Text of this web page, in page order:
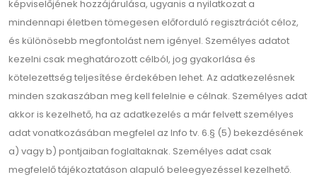
képviselőjének hozzájárulása, ugyanis a nyilatkozat a
mindennapi életben tömegesen előforduló regisztrációt céloz,
és különösebb megfontolást nem igényel. Személyes adatot
kezelni csak meghatározott célból, jog gyakorlása és
kötelezettség teljesítése érdekében lehet. Az adatkezelésnek
minden szakaszában meg kell felelnie e célnak. Személyes adat
akkor is kezelhető, ha az adatkezelés a már felvett személyes
adat vonatkozásában megfelel az Info tv. 6.§ (5) bekezdésének
a) vagy b) pontjaiban foglaltaknak. Személyes adat csak
megfelelő tájékoztatáson alapuló beleegyezéssel kezelhető.